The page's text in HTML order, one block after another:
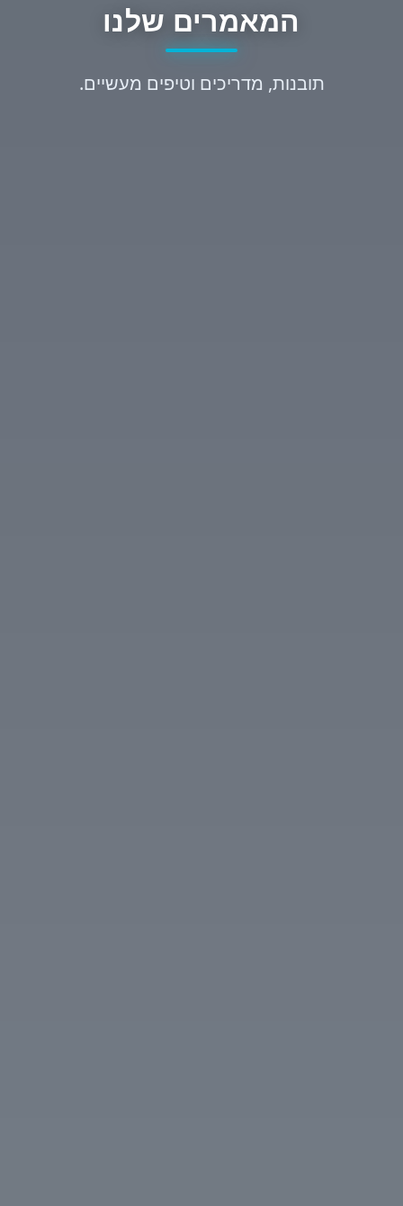
המאמרים שלנו
תובנות, מדריכים וטיפים מעשיים.